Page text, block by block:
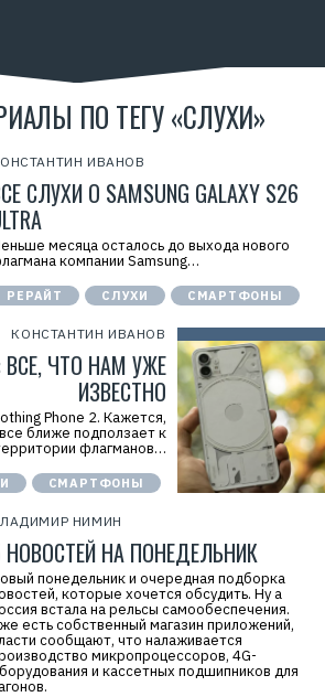
ПО ТЕГУ «СЛУХИ»
ИВАНОВ
СЛУХИ О SAMSUNG GALAXY S26
месяца осталось до выхода нового
компании Samsung…
РЕРАЙТ СЛУХИ СМАРТФОНЫ
КОНСТАНТИН ИВАНОВ
ВСЕ, ЧТО НАМ УЖЕ
ИЗВЕСТНО
Phone 2. Кажется,
ближе подползает к
флагманов…
СМАРТФОНЫ
НИМИН
НОВОСТЕЙ НА ПОНЕДЕЛЬНИК
понедельник и очередная подборка
которые хочется обсудить. Ну а
встала на рельсы самообеспечения.
есть собственный магазин приложений,
сообщают, что налаживается
микропроцессоров, 4G-
и кассетных подшипников для